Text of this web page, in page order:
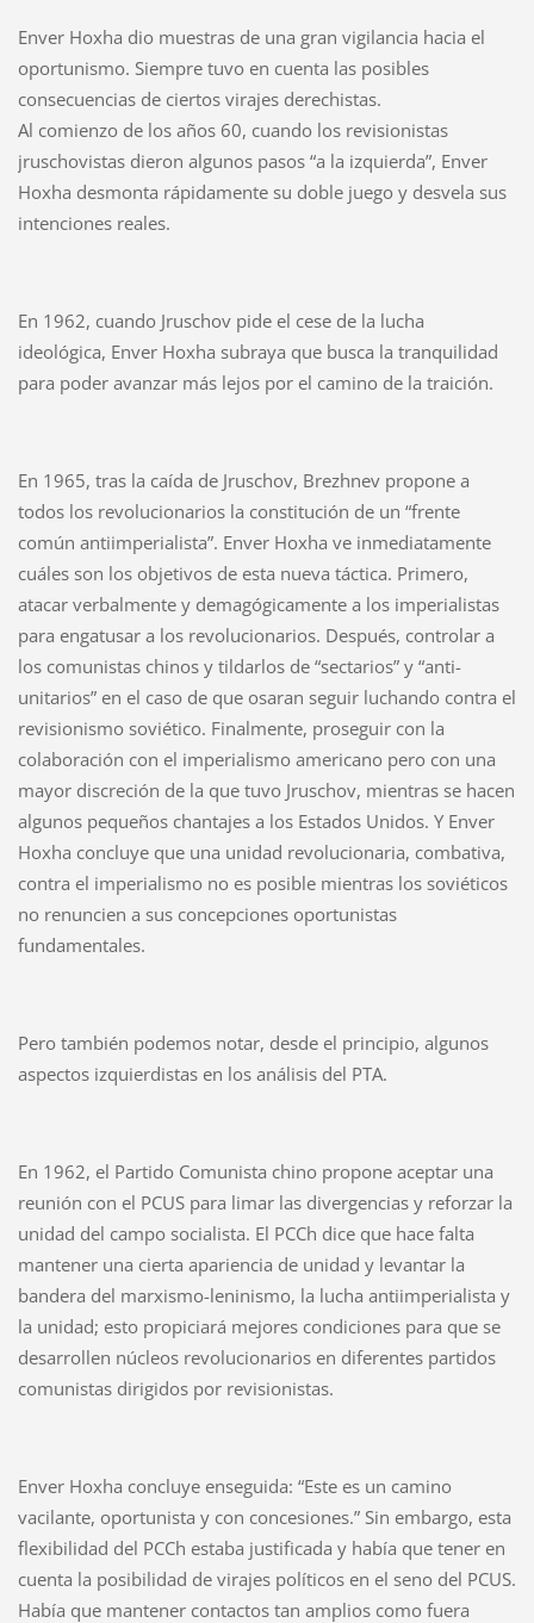
Enver Hoxha dio muestras de una gran vigilancia hacia el
oportunismo. Siempre tuvo en cuenta las posibles
consecuencias de ciertos virajes derechistas.
Al comienzo de los años 60, cuando los revisionistas
jruschovistas dieron algunos pasos “a la izquierda”, Enver
Hoxha desmonta rápidamente su doble juego y desvela sus
intenciones reales.
En 1962, cuando Jruschov pide el cese de la lucha
ideológica, Enver Hoxha subraya que busca la tranquilidad
para poder avanzar más lejos por el camino de la traición.
En 1965, tras la caída de Jruschov, Brezhnev propone a
todos los revolucionarios la constitución de un “frente
común antiimperialista”. Enver Hoxha ve inmediatamente
cuáles son los objetivos de esta nueva táctica. Primero,
atacar verbalmente y demagógicamente a los imperialistas
para engatusar a los revolucionarios. Después, controlar a
los comunistas chinos y tildarlos de “sectarios” y “anti-
unitarios” en el caso de que osaran seguir luchando contra el
revisionismo soviético. Finalmente, proseguir con la
colaboración con el imperialismo americano pero con una
mayor discreción de la que tuvo Jruschov, mientras se hacen
algunos pequeños chantajes a los Estados Unidos. Y Enver
Hoxha concluye que una unidad revolucionaria, combativa,
contra el imperialismo no es posible mientras los soviéticos
no renuncien a sus concepciones oportunistas
fundamentales.
Pero también podemos notar, desde el principio, algunos
aspectos izquierdistas en los análisis del PTA.
En 1962, el Partido Comunista chino propone aceptar una
reunión con el PCUS para limar las divergencias y reforzar la
unidad del campo socialista. El PCCh dice que hace falta
mantener una cierta apariencia de unidad y levantar la
bandera del marxismo-leninismo, la lucha antiimperialista y
la unidad; esto propiciará mejores condiciones para que se
desarrollen núcleos revolucionarios en diferentes partidos
comunistas dirigidos por revisionistas.
Enver Hoxha concluye enseguida: “Este es un camino
vacilante, oportunista y con concesiones.” Sin embargo, esta
flexibilidad del PCCh estaba justificada y había que tener en
cuenta la posibilidad de virajes políticos en el seno del PCUS.
Había que mantener contactos tan amplios como fuera